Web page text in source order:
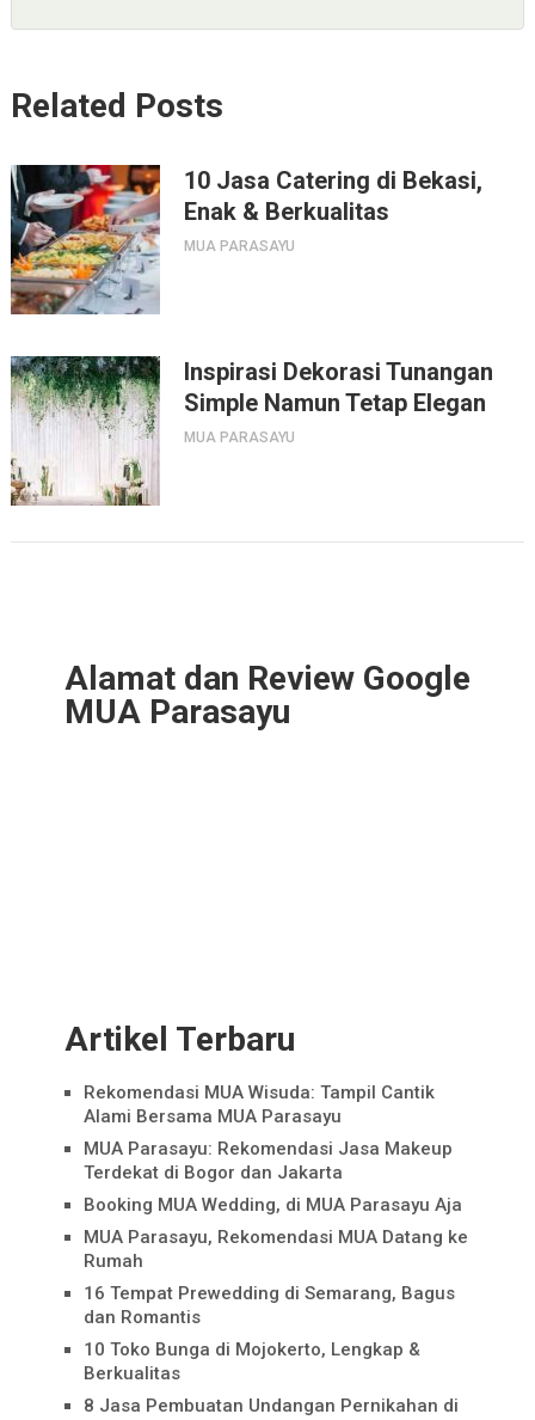
Related Posts
10 Jasa Catering di Bekasi,
Enak & Berkualitas
MUA PARASAYU
Inspirasi Dekorasi Tunangan
Simple Namun Tetap Elegan
MUA PARASAYU
Alamat dan Review Google
MUA Parasayu
Artikel Terbaru
Rekomendasi MUA Wisuda: Tampil Cantik
Alami Bersama MUA Parasayu
MUA Parasayu: Rekomendasi Jasa Makeup
Terdekat di Bogor dan Jakarta
Booking MUA Wedding, di MUA Parasayu Aja
MUA Parasayu, Rekomendasi MUA Datang ke
Rumah
16 Tempat Prewedding di Semarang, Bagus
dan Romantis
10 Toko Bunga di Mojokerto, Lengkap &
Berkualitas
8 Jasa Pembuatan Undangan Pernikahan di